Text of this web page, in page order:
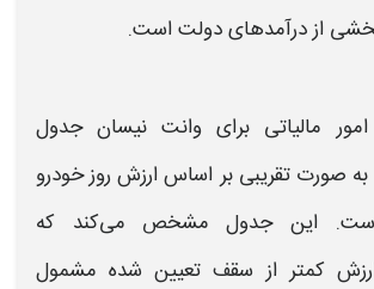
از درآمدهای دولت است.
مالیاتی برای وانت نیسان جدول
به صورت تقریبی بر اساسارزش روزخودرو
است. اینجدول مشخص می‌کند که
کمتر از سقف تعیین شده مشمول